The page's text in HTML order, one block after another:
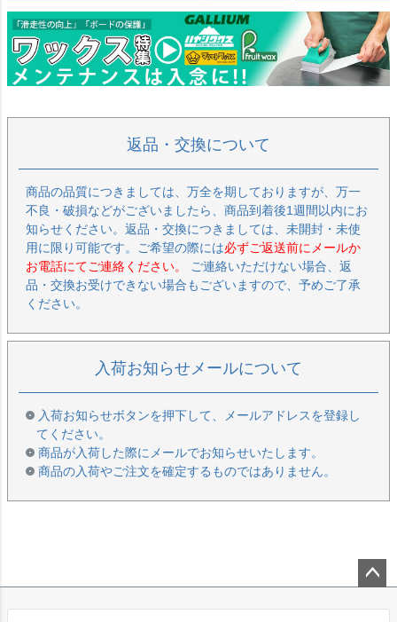
返品・交換について
商品の品質につきましては、万全を期しておりますが、万一
不良・破損などがございましたら、商品到着後1週間以内にお
知らせください。返品・交換につきましては、未開封・未使
用に限り可能です。ご希望の際には必ずご返送前にメールか
お電話にてご連絡ください。
ご連絡いただけない場合、返
品・交換お受けできない場合もございますので、予めご了承
ください。
入荷お知らせメールについて
入荷お知らせボタンを押下して、メールアドレスを登録し
てください。
商品が入荷した際にメールでお知らせいたします。
商品の入荷やご注文を確定するものではありません。